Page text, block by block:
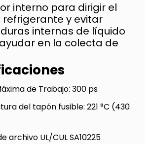
interno para dirigir el
refrigerante y evitar
internas de líquido
en la colecta de
de Trabajo: 300 ps
del tapón fusible: 221 °C (430
archivo UL/CUL SA10225